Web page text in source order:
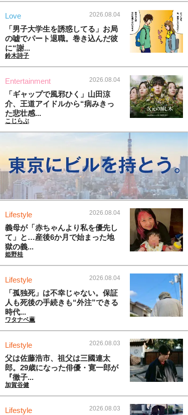
Love 2026.08.04
「男子大学生を誘惑してる」お局
の嘘でパート退職。巻き込んだ彼
に“謝...
鈴木詩子
Entertainment 2026.08.04
「ギャップで風邪ひく」山田涼
介、王道アイドルから“病みきっ
た悲壮感...
こじらぶ
Lifestyle 2026.08.04
義母が「赤ちゃんより私を優先し
て」と…産後6か月で始まった地
獄の義...
姫野桂
Lifestyle 2026.08.04
「孤独死」は不幸じゃない。保証
人も死後の手続きも“外注”できる
時代...
ワタナベ薫
Lifestyle 2026.08.03
父は佐藤浩市、祖父は三國連太
郎。29歳になった俳優・寛一郎が
『徹子...
加賀谷健
Lifestyle 2026.08.03